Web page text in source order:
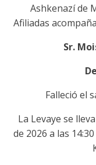
Ashkenazí de
Afiliadas
Sr.
Falleció el
La Levaye se
de 2026 a las